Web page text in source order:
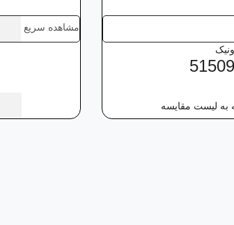
به لیست مقایسه
مشاهده سریع